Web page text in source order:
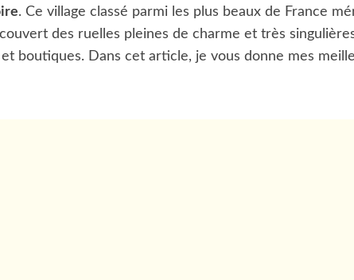
. Ce village classé parmi les plus beaux de France
des ruelles pleines de charme et très
boutiques. Dans cet article, je vous donne mes